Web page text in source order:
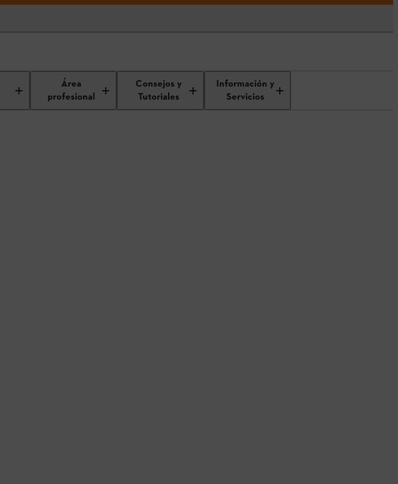
Área
profesional
Consejos y
Tutoriales
Información y
Servicios